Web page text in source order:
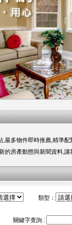
最多物件即時推薦,精準
的房產動態與新聞資料,
類型：
關鍵字查詢 :